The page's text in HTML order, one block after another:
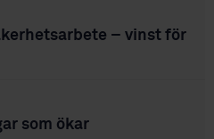
– vinst för
som ökar